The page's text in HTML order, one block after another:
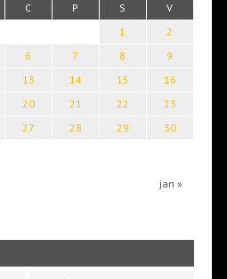
C P S V
jan »
1
2
6 7 8
9
13 14 15
16
20 21 22
23
27 28 29
30